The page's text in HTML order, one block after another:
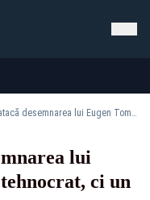
Petrișor Peiu atacă desemnarea lui Eugen Tomac: „Nu este tehnocrat, ci un activist de partid”
lui
ci un